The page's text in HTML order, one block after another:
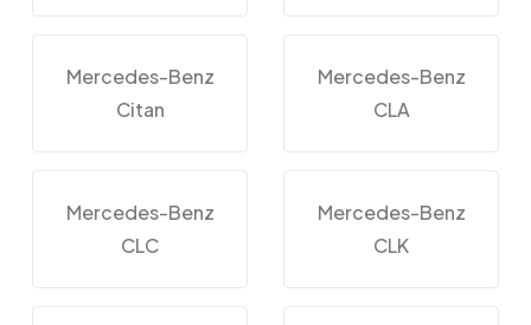
Mercedes-Benz
Citan
Mercedes-Benz
CLA
Mercedes-Benz
CLC
Mercedes-Benz
CLK